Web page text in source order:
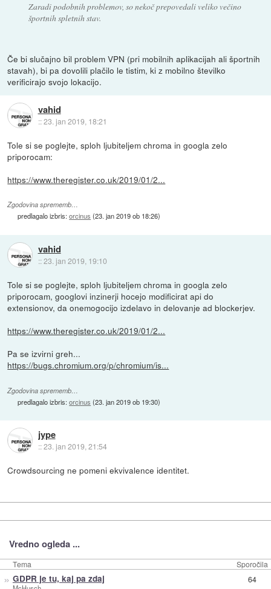
Zaradi podobnih problemov, so nekoč prepovedali veliko večino
športnih spletnih stav.
Če bi slučajno bil problem VPN (pri mobilnih aplikacijah ali športnih
stavah), bi pa dovolili plačilo le tistim, ki z mobilno številko
verificirajo svojo lokacijo.
vahid
::23. jan 2019, 18:21
Tole si se poglejte, sploh ljubiteljem chroma in googla zelo
priporocam:
https://www.theregister.co.uk/2019/01/2...
Zgodovina sprememb…
predlagalo izbris:orcinus (23. jan 2019 ob 18:26)
vahid
::23. jan 2019, 19:10
Tole si se poglejte, sploh ljubiteljem chroma in googla zelo
priporocam, googlovi inzinerji hocejo modificirat api do
extensionov, da onemogocijo izdelavo in delovanje ad blockerjev.
https://www.theregister.co.uk/2019/01/2...
Pa se izvirni greh...
https://bugs.chromium.org/p/chromium/is...
Zgodovina sprememb…
predlagalo izbris:orcinus (23. jan 2019 ob 19:30)
jype
::23. jan 2019, 21:54
Crowdsourcing ne pomeni ekvivalence identitet.
Vredno ogleda ...
Tema Sporočila
» GDPR je tu, kaj pa zdaj 64